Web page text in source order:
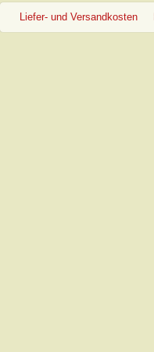
Liefer- und Versandkosten